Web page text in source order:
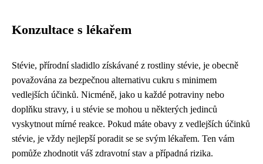
Konzultace s lékařem
Stévie, přírodní sladidlo získávané z rostliny stévie, je obecně
považována za bezpečnou alternativu cukru s minimem
vedlejších účinků. Nicméně, jako u každé potraviny nebo
doplňku stravy, i u stévie se mohou u některých jedinců
vyskytnout mírné reakce. Pokud máte obavy z vedlejších účinků
stévie, je vždy nejlepší poradit se se svým lékařem. Ten vám
pomůže zhodnotit váš zdravotní stav a případná rizika.